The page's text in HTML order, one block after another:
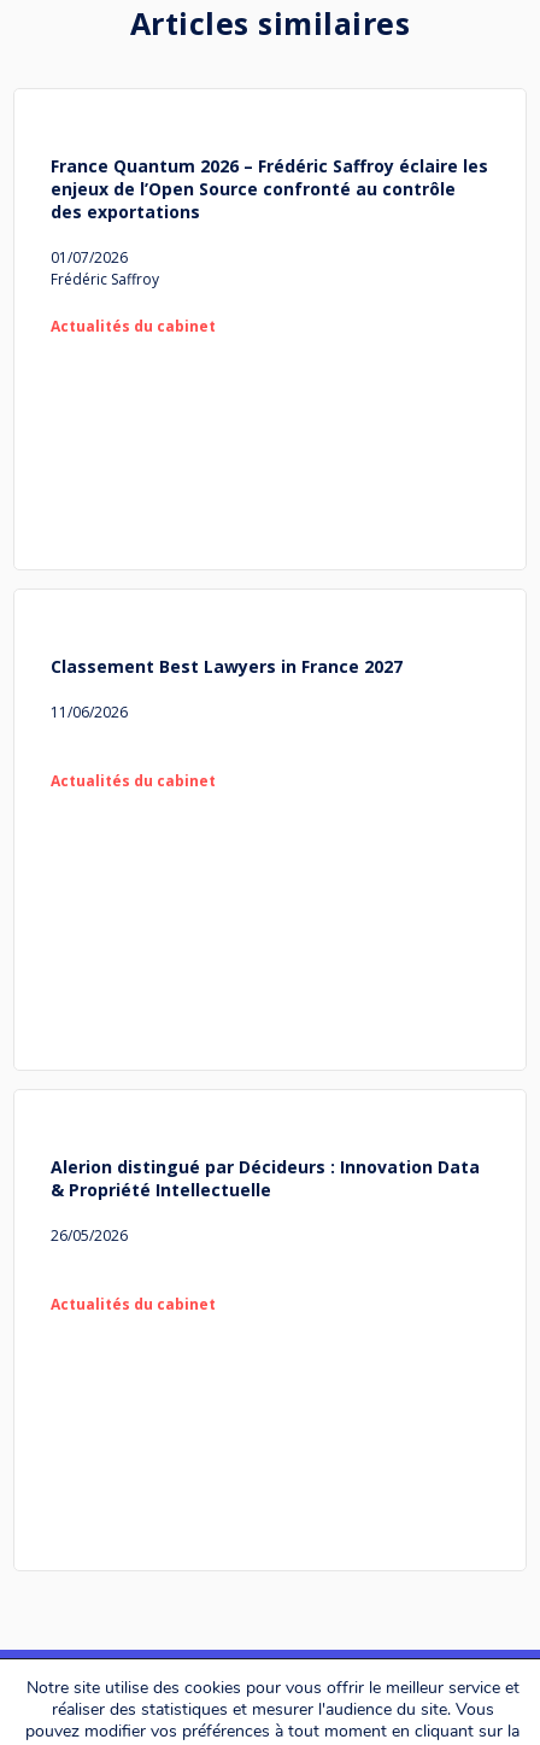
Articles similaires
France Quantum 2026 – Frédéric Saffroy éclaire les
enjeux de l’Open Source confronté au contrôle
des exportations
01/07/2026
Frédéric Saffroy
Actualités du cabinet
Classement Best Lawyers in France 2027
11/06/2026
Actualités du cabinet
Alerion distingué par Décideurs : Innovation Data
& Propriété Intellectuelle
26/05/2026
Actualités du cabinet
Notre site utilise des cookies pour vous offrir le meilleur service et
réaliser des statistiques et mesurer l'audience du site. Vous
pouvez modifier vos préférences à tout moment en cliquant sur la